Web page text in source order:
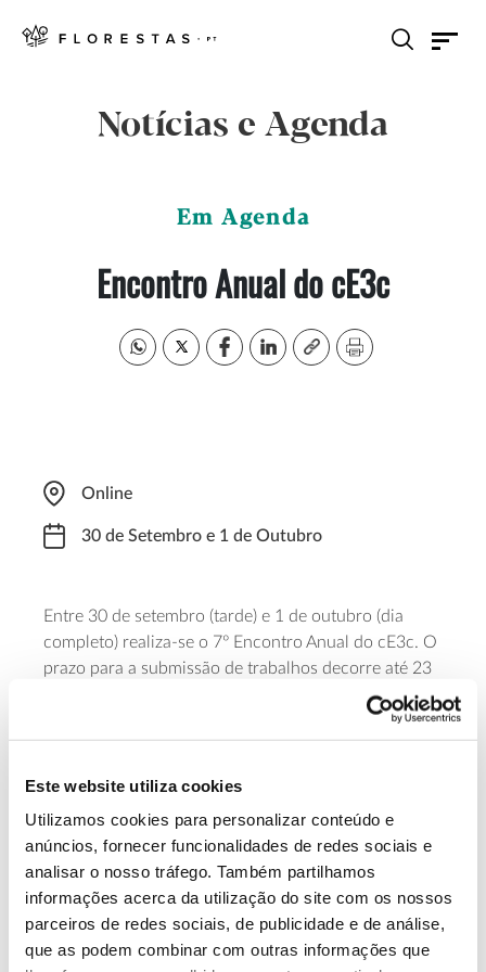
Este website utiliza cookies
Utilizamos cookies para personalizar conteúdo e
anúncios, fornecer funcionalidades de redes sociais e
analisar o nosso tráfego. Também partilhamos
informações acerca da utilização do site com os nossos
parceiros de redes sociais, de publicidade e de análise,
que as podem combinar com outras informações que
Notícias e Agenda
Em Agenda
Encontro Anual do cE3c
Online
30 de Setembro e 1 de Outubro
Entre 30 de setembro (tarde) e 1 de outubro (dia
completo) realiza-se o 7º Encontro Anual do cE3c. O
prazo para a submissão de trabalhos decorre até 23
de junho. Investigação em laboratório ou no
estrangeiro são algumas das áreas que estarão em
destaque neste encontro anual.
13.07.2026
Genoma do priolo e de outras espécies em risco:
conhecer para conservar